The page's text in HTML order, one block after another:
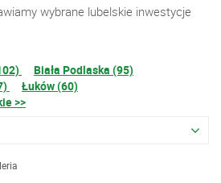
wybrane lubelskie inwestycje
Biała Podlaska (95)
Łuków (60)
>>